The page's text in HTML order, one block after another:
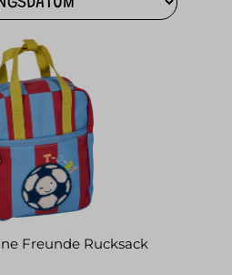
Freunde Rucksack